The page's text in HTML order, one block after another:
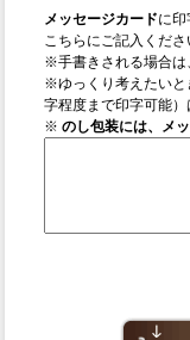
メッセージカードに印
こちらにご記入くださ
※手書きされる場合は
※ゆっくり考えたいと
字程度まで印字可能
※のし包装には、メ